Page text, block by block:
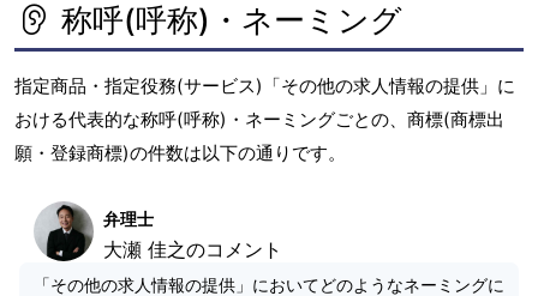
称呼(呼称)・ネーミング
指定商品・指定役務(サービス)「その他の求人情報の提供」に
おける代表的な称呼(呼称)・ネーミングごとの、商標(商標出
願・登録商標)の件数は以下の通りです。
弁理士
大瀬 佳之のコメント
「その他の求人情報の提供」においてどのようなネーミングに